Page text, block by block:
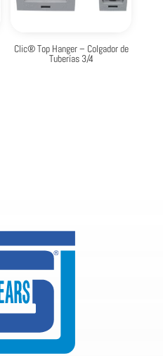
Clic® Top Hanger – Colgador de
Tuberías 3/4